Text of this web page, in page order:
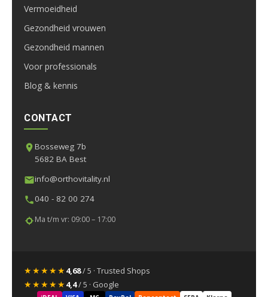
Vermoeidheid
Gezondheid vrouwen
Gezondheid mannen
Voor professionals
Blog & kennis
CONTACT
Bosseweg 7b
5682 BA Best
info@orthovitality.nl
040 - 82 00 274
Ma t/m vr: 09:00 – 17:00
★★★★★4,68/ 5 · Trusted Shops
★★★★★4,4/ 5 · Google